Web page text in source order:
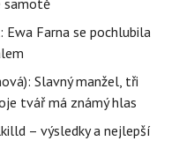
samotě
Ewa Farna se pochlubila
Slavný manžel, tři
tvář má známý hlas
– výsledky a nejlepší